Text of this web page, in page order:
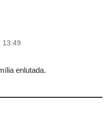
13:49
enlutada.